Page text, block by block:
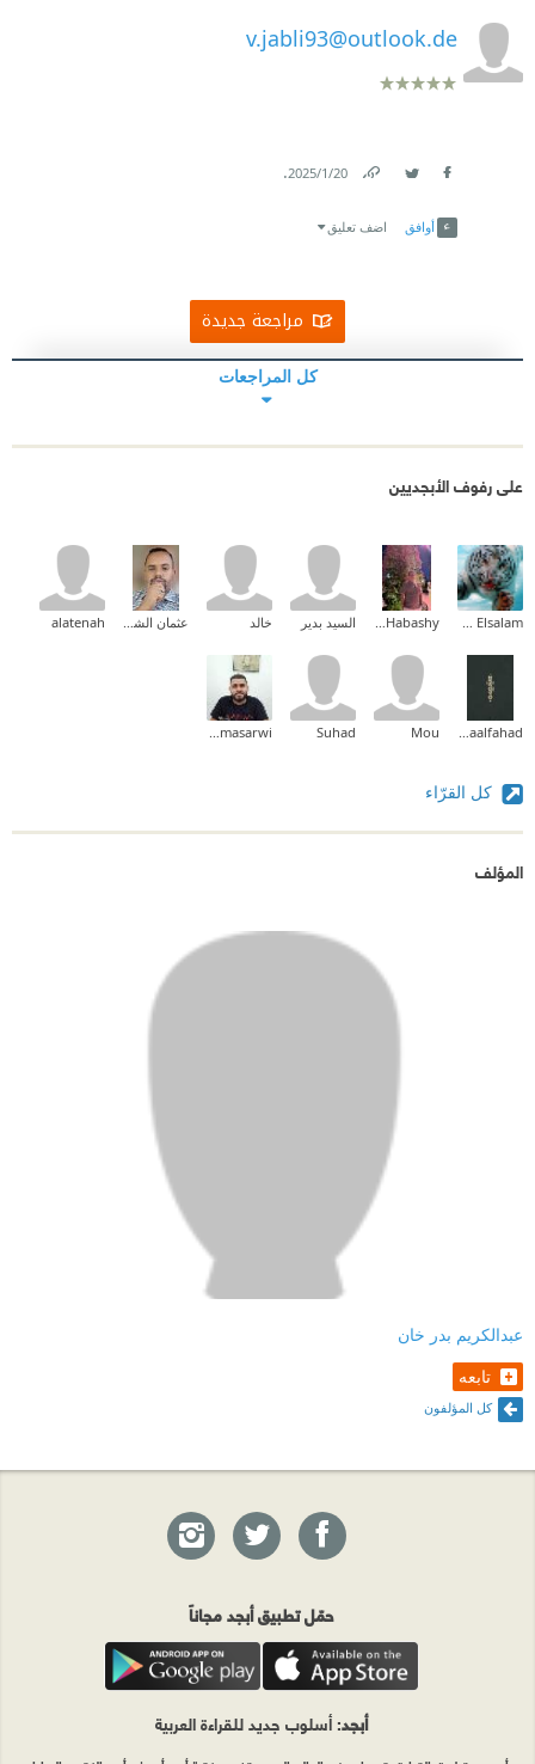
v.jabli93@outlook.de
20‏/1‏/2025
.
أوافق اضف تعليق
مراجعة جديدة
كل المراجعات
على رفوف الأبجديين
السيد بدير خالد alatenah
Mou
Suhad
كل القرّاء
المؤلف
عبدالكريم بدر خان
تابعه
كل المؤلفون
حمّل تطبيق أبجد مجاناً
أبجد: أسلوب جديد للقراءة العربية